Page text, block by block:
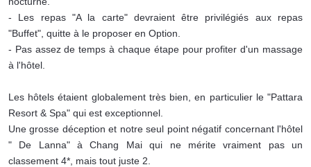
- Les repas "A la carte" devraient être privilégiés aux repas
"Buffet", quitte à le proposer en Option.
- Pas assez de temps à chaque étape pour profiter d'un massage
à l'hôtel.
Les hôtels étaient globalement très bien, en particulier le "Pattara
Resort & Spa" qui est exceptionnel.
Une grosse déception et notre seul point négatif concernant l'hôtel
" De Lanna" à Chang Mai qui ne mérite vraiment pas un
classement 4*, mais tout juste 2.